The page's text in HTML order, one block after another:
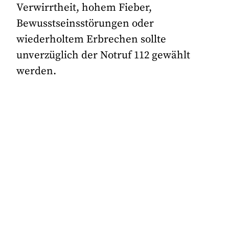
Verwirrtheit, hohem Fieber,
Bewusstseinsstörungen oder
wiederholtem Erbrechen sollte
unverzüglich der Notruf 112 gewählt
werden.